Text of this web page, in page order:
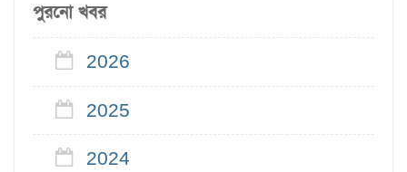
পুরনো খবর
2026
2025
2024